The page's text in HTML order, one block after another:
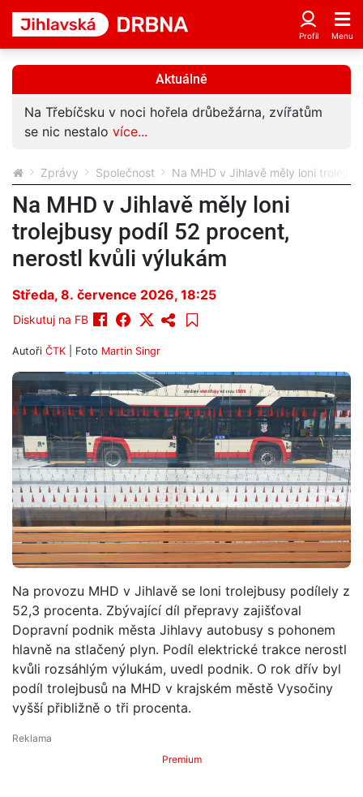
Aktuálně
Na Třebíčsku v noci hořela drůbežárna, zvířatům
se nic nestalo více...
Zprávy Společnost Na MHD v Jihlavě měly loni
Na MHD v Jihlavě měly loni
trolejbusy podíl 52 procent,
nerostl kvůli výlukám
Středa, 8. července 2026, 18:25
Diskutuj na FB
Autoři ČTK | Foto Martin Singr
Na provozu MHD v Jihlavě se loni trolejbusy podílely z
52,3 procenta. Zbývající díl přepravy zajišťoval
Dopravní podnik města Jihlavy autobusy s pohonem
hlavně na stlačený plyn. Podíl elektrické trakce nerostl
kvůli rozsáhlým výlukám, uvedl podnik. O rok dřív byl
podíl trolejbusů na MHD v krajském městě Vysočiny
vyšší přibližně o tři procenta.
Premium